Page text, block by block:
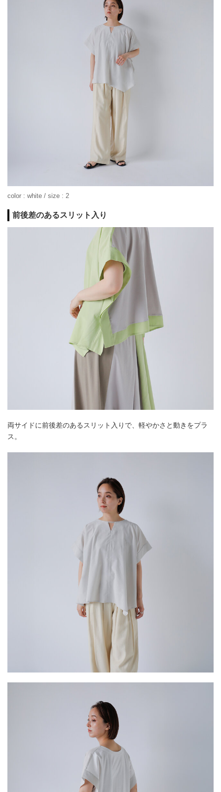
color : white / size : 2
前後差のあるスリット入り
両サイドに前後差のあるスリット入りで、軽やかさと動きをプラ
ス。